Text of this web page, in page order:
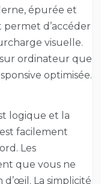
épurée et
permet d’accéder
visuelle.
sur ordinateur que
optimisée.
logique et la
facilement
Les
que vous ne
La simplicité